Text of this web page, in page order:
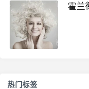
霍兰
热门标签